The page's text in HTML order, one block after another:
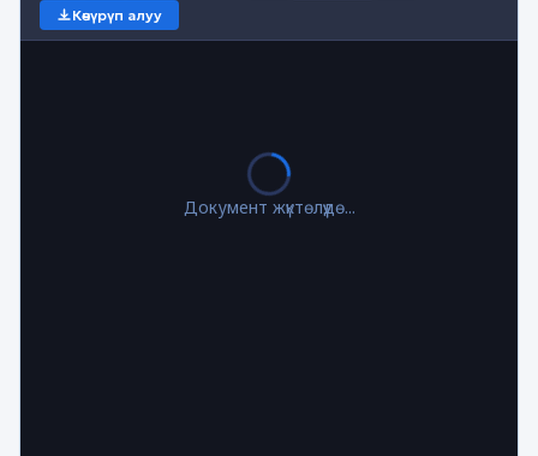
Көчүрүп алуу
Документ жүктөлүүдө...